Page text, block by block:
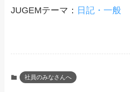
JUGEMテーマ： 日記・一般
社員のみなさんへ